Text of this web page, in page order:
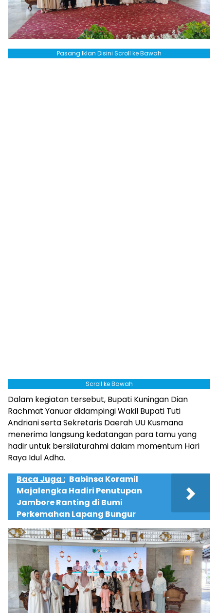
Pasang Iklan Disini Scroll ke Bawah
Scroll ke Bawah
Dalam kegiatan tersebut, Bupati Kuningan Dian
Rachmat Yanuar didampingi Wakil Bupati Tuti
Andriani serta Sekretaris Daerah UU Kusmana
menerima langsung kedatangan para tamu yang
hadir untuk bersilaturahmi dalam momentum Hari
Raya Idul Adha.
Baca Juga : Babinsa Koramil
Majalengka Hadiri Penutupan
Jambore Ranting di Bumi
Perkemahan Lapang Bungur